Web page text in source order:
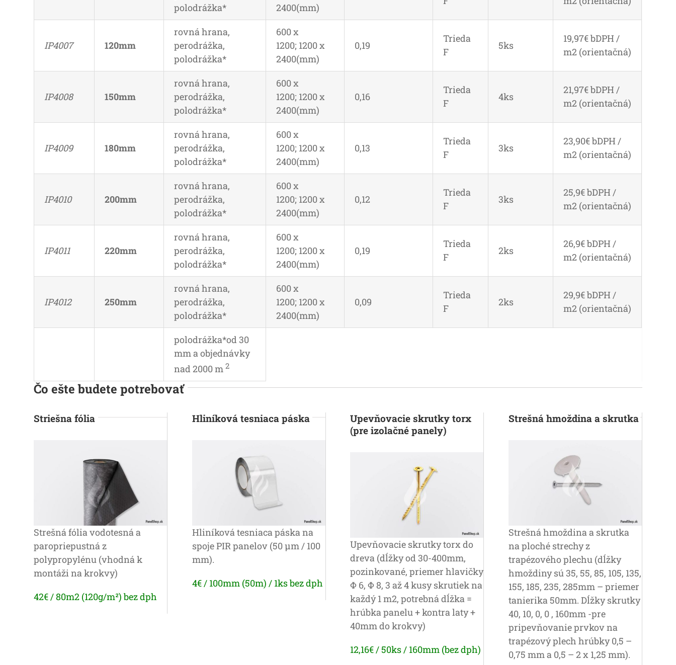
polodrážka*
2400(mm)
IP4007 120mm
rovná hrana,
perodrážka,
polodrážka*
600 x
1200; 1200 x
2400(mm)
0,19
Trieda
F
5ks
19,97€ bDPH /
m2 (orientačná)
IP4008 150mm
rovná hrana,
perodrážka,
polodrážka*
600 x
1200; 1200 x
2400(mm)
0,16
Trieda
F
4ks
21,97€ bDPH /
m2 (orientačná)
IP4009 180mm
rovná hrana,
perodrážka,
polodrážka*
600 x
1200; 1200 x
2400(mm)
0,13
Trieda
F
3ks
23,90€ bDPH /
m2 (orientačná)
IP4010 200mm
rovná hrana,
perodrážka,
polodrážka*
600 x
1200; 1200 x
2400(mm)
0,12
Trieda
F
3ks
25,9€ bDPH /
m2 (orientačná)
IP4011 220mm
rovná hrana,
perodrážka,
polodrážka*
600 x
1200; 1200 x
2400(mm)
0,19
Trieda
F
2ks
26,9€ bDPH /
m2 (orientačná)
IP4012 250mm
rovná hrana,
perodrážka,
polodrážka*
600 x
1200; 1200 x
2400(mm)
0,09
Trieda
F
2ks
29,9€ bDPH /
m2 (orientačná)
polodrážka*od 30
mm a objednávky
nad 2000 m2
Čo ešte budete potrebovať
Striešna fólia
Strešná fólia vodotesná a
paropriepustná z
polypropylénu (vhodná k
montáži na krokvy)
42€ / 80m2 (120g/m²) bez dph
Hliníková tesniaca páska
Hliníková tesniaca páska na
spoje PIR panelov (50 μm / 100
mm).
4€ / 100mm (50m) / 1ks bez dph
Upevňovacie skrutky torx
(pre izolačné panely)
Upevňovacie skrutky torx do
dreva (dĺžky od 30-400mm,
pozinkované, priemer hlavičky
Φ 6, Φ 8, 3 až 4 kusy skrutiek na
každý 1 m2, potrebná dĺžka =
hrúbka panelu + kontra laty +
40mm do krokvy)
12,16€ / 50ks / 160mm (bez dph)
Strešná hmoždina a skrutka
Strešná hmoždina a skrutka
na ploché strechy z
trapézového plechu (dĺžky
hmoždiny sú 35, 55, 85, 105, 135,
155, 185, 235, 285mm – priemer
tanierika 50mm. Dĺžky skrutky
40, 10, 0, 0 , 160mm -pre
pripevňovanie prvkov na
trapézový plech hrúbky 0,5 –
0,75 mm a 0,5 – 2 x 1,25 mm).